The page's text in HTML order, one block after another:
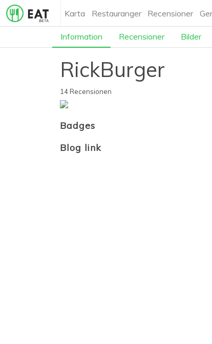
Karta Restauranger Recensioner
Information Recensioner Bilder
RickBurger
14 Recensionen
Badges
Blog link